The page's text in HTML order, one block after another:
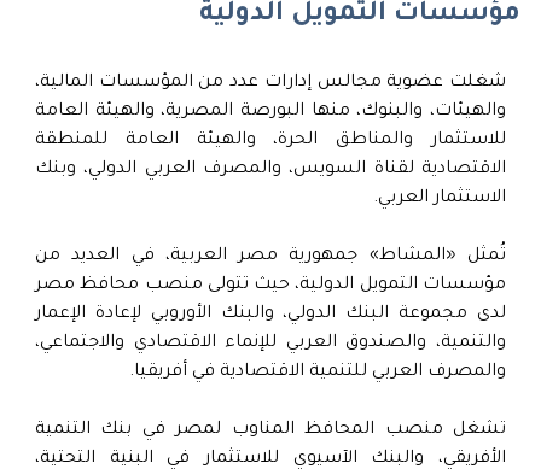
مؤسسات التمويل الدولية
شغلت عضوية مجالس إدارات عدد من المؤسسات المالية،
والهيئات، والبنوك، منها البورصة المصرية، والهيئة العامة
للاستثمار والمناطق الحرة، والهيئة العامة للمنطقة
الاقتصادية لقناة السويس، والمصرف العربي الدولي، وبنك
الاستثمار العربي.
تُمثل «المشاط» جمهورية مصر العربية، في العديد من
مؤسسات التمويل الدولية، حيث تتولى منصب محافظ مصر
لدى مجموعة البنك الدولي، والبنك الأوروبي لإعادة الإعمار
والتنمية، والصندوق العربي للإنماء الاقتصادي والاجتماعي،
والمصرف العربي للتنمية الاقتصادية في أفريقيا.
تشغل منصب المحافظ المناوب لمصر في بنك التنمية
الأفريقي، والبنك الآسيوي للاستثمار في البنية التحتية،